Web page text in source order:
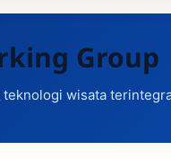
Group
wisata